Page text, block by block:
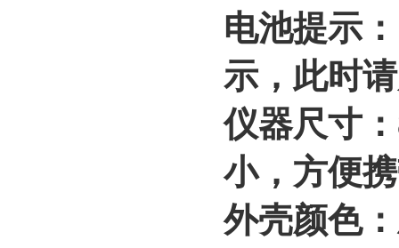
电池提示
示，此时
仪器尺寸
小，方便
外壳颜色